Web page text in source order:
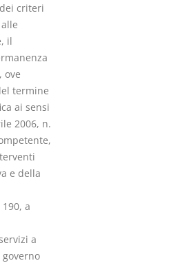
criteri
il
ove
termine
ai sensi
2006, n.
e della
a
a